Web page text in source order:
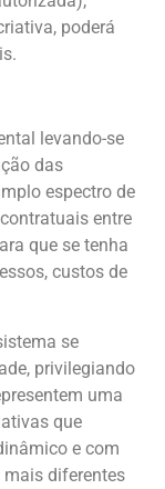
poderá
levando-se
das
espectro de
entre
que se tenha
custos de
se
privilegiando
uma
que
e com
diferentes